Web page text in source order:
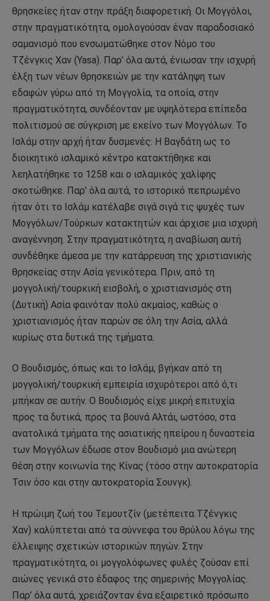
θρησκείες ήταν στην πράξη διαφορετική. Οι Μογγόλοι,
στην πραγματικότητα, ομολογούσαν έναν παραδοσιακό
σαμανισμό που ενσωματώθηκε στον Νόμο του
Τζένγκις Χαν (Yasa). Παρ’ όλα αυτά, ένιωσαν την ισχυρή
έλξη των νέων θρησκειών με την κατάληψη των
εδαφών γύρω από τη Μογγολία, τα οποία, στην
πραγματικότητα, συνδέονταν με υψηλότερα επίπεδα
πολιτισμού σε σύγκριση με εκείνο των Μογγόλων. Το
Ισλάμ στην αρχή ήταν δυσμενές: Η Βαγδάτη ως το
διοικητικό ισλαμικό κέντρο κατακτήθηκε και
λεηλατήθηκε το 1258 και ο ισλαμικός χαλίφης
σκοτώθηκε. Παρ’ όλα αυτά, το ιστορικό πεπρωμένο
ήταν ότι το Ισλάμ κατέλαβε σιγά σιγά τις ψυχές των
Μογγόλων/Τούρκων κατακτητών και άρχισε μια ισχυρή
αναγέννηση. Στην πραγματικότητα, η αναβίωση αυτή
συνδέθηκε άμεσα με την κατάρρευση της χριστιανικής
θρησκείας στην Ασία γενικότερα. Πριν, από τη
μογγολική/τουρκική εισβολή, ο χριστιανισμός στη
(Δυτική) Ασία φαινόταν πολύ ακμαίος, καθώς ο
χριστιανισμός ήταν παρών σε όλη την Ασία, αλλά
κυρίως στα δυτικά της τμήματα.
Ο Βουδισμός, όπως και το Ισλάμ, βγήκαν από τη
μογγολική/τουρκική εμπειρία ισχυρότεροι από ό,τι
μπήκαν σε αυτήν. Ο Βουδισμός είχε μικρή επιτυχία
προς τα δυτικά, προς τα βουνά Αλτάι, ωστόσο, στα
ανατολικά τμήματα της ασιατικής ηπείρου η δυναστεία
των Μογγόλων έδωσε στον Βουδισμό μια ανώτερη
θέση στην κοινωνία της Κίνας (τόσο στην αυτοκρατορία
Τσιν όσο και στην αυτοκρατορία Σουνγκ).
Η πρώιμη ζωή του Τεμουτζίν (μετέπειτα Τζένγκις
Χαν) καλύπτεται από τα σύννεφα του θρύλου λόγω της
έλλειψης σχετικών ιστορικών πηγών. Στην
πραγματικότητα, οι μογγολόφωνες φυλές ζούσαν επί
αιώνες γενικά στο έδαφος της σημερινής Μογγολίας.
Παρ’ όλα αυτά, χρειάζονταν ένα εξαιρετικό πρόσωπο